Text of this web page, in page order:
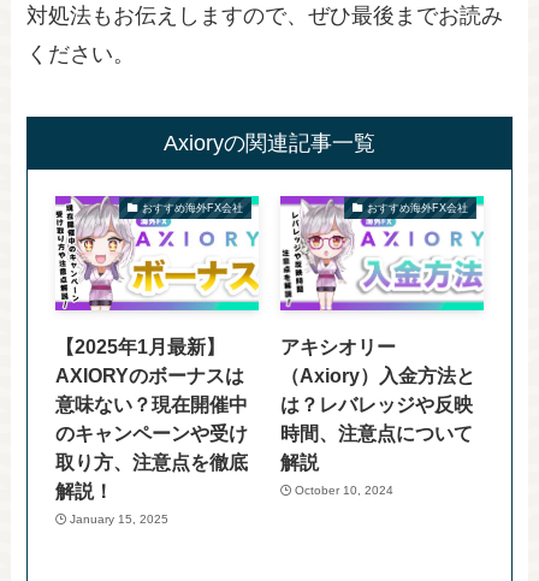
対処法もお伝えしますので、ぜひ最後までお読み
ください。
Axioryの関連記事一覧
おすすめ海外FX会社
【2025年1月最新】
AXIORYのボーナスは
意味ない？現在開催中
のキャンペーンや受け
取り方、注意点を徹底
解説！
January 15, 2025
おすすめ海外FX会社
アキシオリー
（Axiory）入金方法と
は？レバレッジや反映
時間、注意点について
解説
October 10, 2024